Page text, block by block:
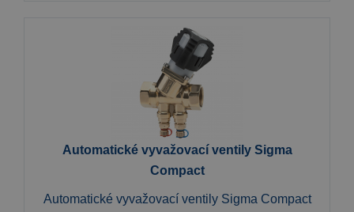
Automatické vyvažovací ventily Sigma
Compact
Automatické vyvažovací ventily Sigma Compact